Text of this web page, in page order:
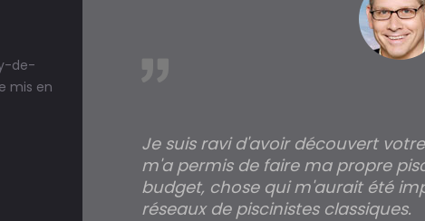
de-
mis en
est bien
Je suis ravi d'avoir découvert
m'a permis de faire ma propre
budget, chose qui m'aurait été
réseaux de piscinistes classiques.